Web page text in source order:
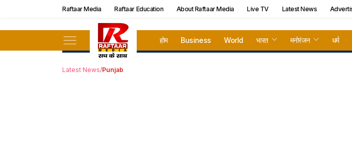
Raftaar Media Raftaar Education About Raftaar Media Live TV Latest News
होम Business World भारत मनोरंजन धर्म
Latest News/Punjab